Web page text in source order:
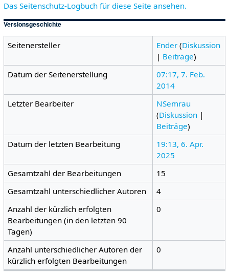
Das Seitenschutz-Logbuch für diese Seite ansehen.
Versionsgeschichte
Seitenersteller Ender (Diskussion
| Beiträge)
Datum der Seitenerstellung
07:17, 7. Feb.
2014
Letzter Bearbeiter
NSemrau
(Diskussion |
Beiträge)
Datum der letzten Bearbeitung
19:13, 6. Apr.
2025
Gesamtzahl der Bearbeitungen
15
Gesamtzahl unterschiedlicher Autoren
4
Anzahl der kürzlich erfolgten
Bearbeitungen (in den letzten 90
Tagen)
0
Anzahl unterschiedlicher Autoren der
kürzlich erfolgten Bearbeitungen
0